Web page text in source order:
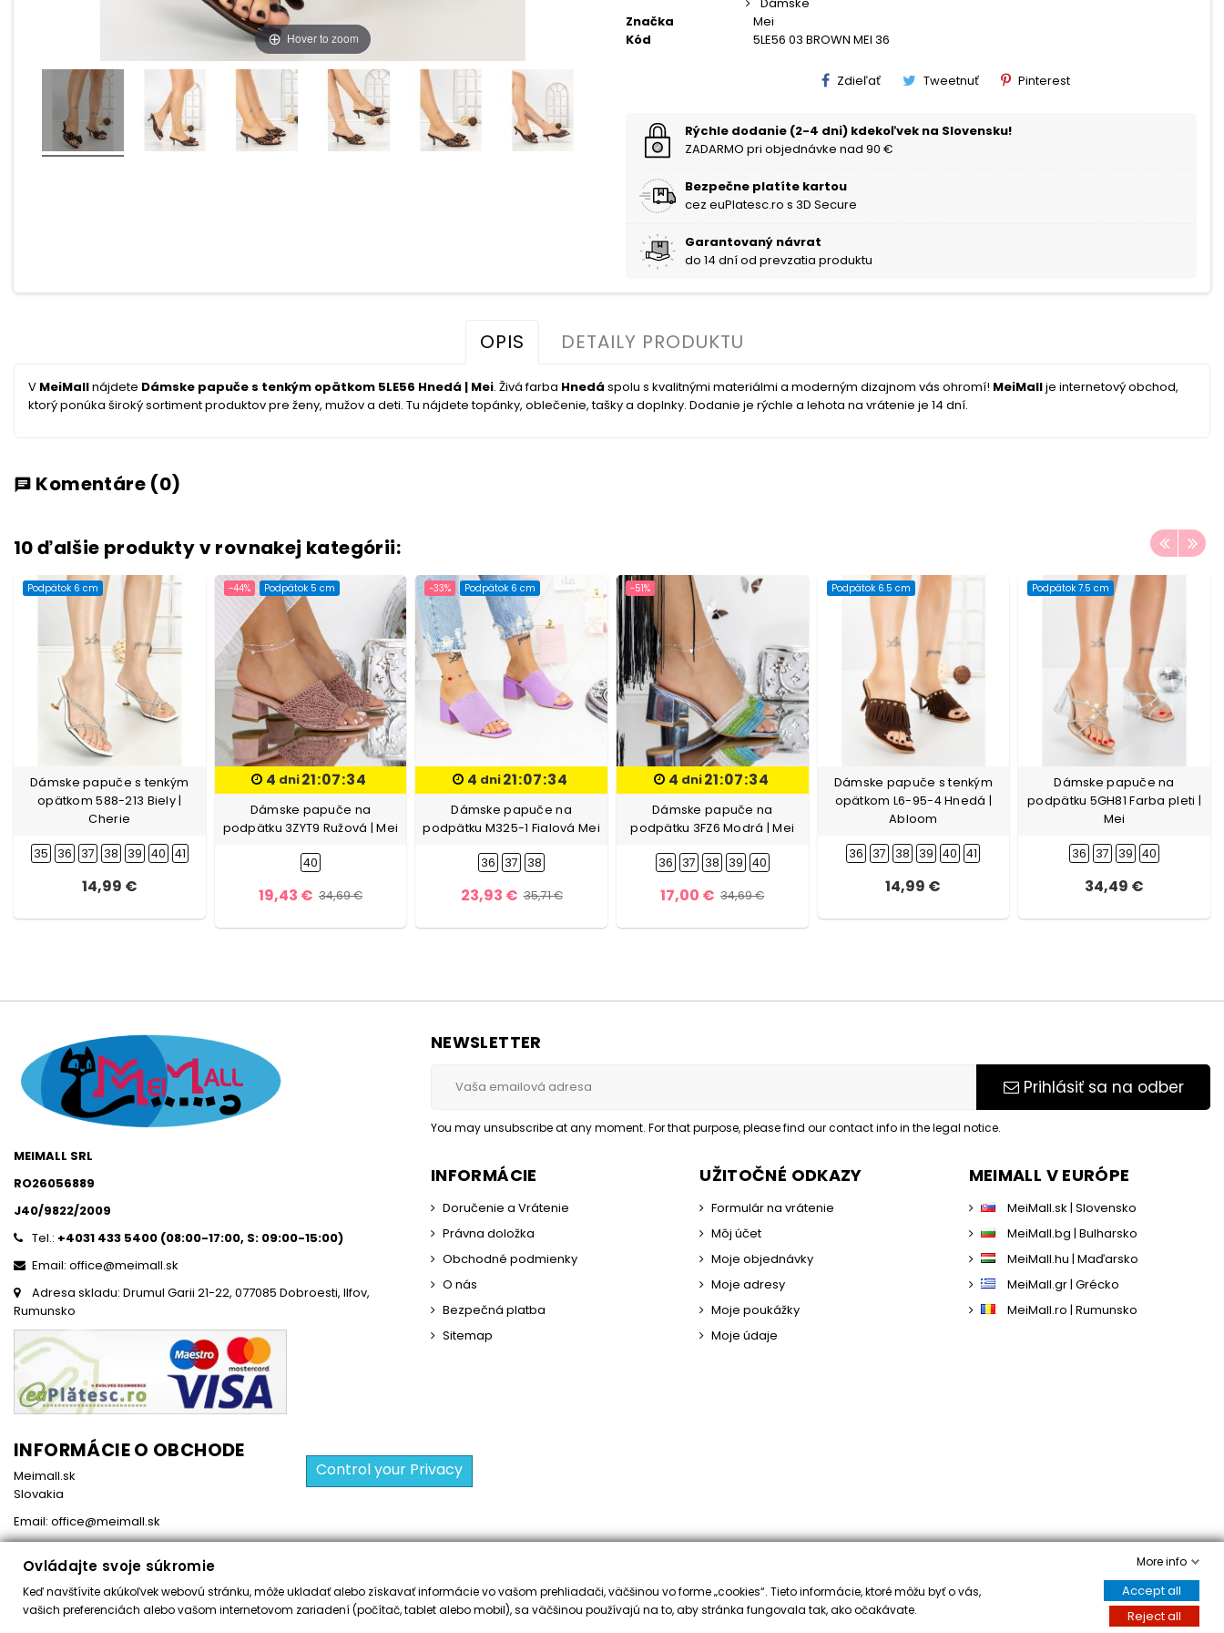
Hover to zoom
Značka
Mei
Kód
5LE56 03 BROWN MEI 36
Zdieľať Tweetnuť Pinterest
Rýchle dodanie (2-4 dni) kdekoľvek na Slovensku!
ZADARMO pri objednávke nad 90 €
Bezpečne platíte kartou
cez euPlatesc.ro s 3D Secure
Garantovaný návrat
do 14 dní od prevzatia produktu
OPIS DETAILY PRODUKTU
V MeiMallnájdete Dámske papuče s tenkým opätkom 5LE56 Hnedá | Mei. Živá farba Hnedá spolu s kvalitnými materiálmi a moderným dizajnom vás ohromí! MeiMallje internetový obchod,
ktorý ponúka široký sortiment produktov pre ženy, mužov a deti. Tu nájdete topánky, oblečenie, tašky a doplnky. Dodanie je rýchle a lehota na vrátenie je 14 dní.
chat Komentáre (0)
10 ďalšie produkty v rovnakej kategórii:
Podpätok 6 cm
Dámske papuče s tenkým
opätkom 588-213 Biely |
Cherie
35 36 37 38 39 40 41
14,99 €
-44% Podpätok 5 cm
4 dni21:07:33
Dámske papuče na
podpätku 3ZYT9 Ružová | Mei
40
19,43 € 34,69 €
-33% Podpätok 6 cm
4 dni21:07:33
Dámske papuče na
podpätku M325-1 Fialová Mei
36 37 38
23,93 € 35,71 €
-51%
4 dni21:07:33
Dámske papuče na
podpätku 3FZ6 Modrá | Mei
36 37 38 39 40
17,00 € 34,69 €
Podpätok 6.5 cm
Dámske papuče s tenkým
opätkom L6-95-4 Hnedá |
Abloom
36 37 38 39 40 41
14,99 €
Podpätok 7.5 cm
Dámske papuče na
podpätku 5GH81 Farba pleti |
Mei
36 37 39 40
34,49 €
MEIMALL SRL
RO26056889
J40/9822/2009
Tel.: +4031 433 5400 (08:00-17:00, S: 09:00-15:00)
Email: office@meimall.sk
Adresa skladu: Drumul Garii 21-22, 077085 Dobroesti, Ilfov,
Rumunsko
NEWSLETTER
Prihlásiť sa na odber
You may unsubscribe at any moment. For that purpose, please find our contact info in the legal notice.
INFORMÁCIE
Doručenie a Vrátenie
Právna doložka
Obchodné podmienky
O nás
Bezpečná platba
Sitemap
UŽITOČNÉ ODKAZY
Formulár na vrátenie
Môj účet
Moje objednávky
Moje adresy
Moje poukážky
Moje údaje
MEIMALL V EURÓPE
MeiMall.sk | Slovensko
MeiMall.bg | Bulharsko
MeiMall.hu | Maďarsko
MeiMall.gr | Grécko
MeiMall.ro | Rumunsko
INFORMÁCIE O OBCHODE
Meimall.sk
Slovakia
Email: office@meimall.sk
Control your Privacy
Všetky práva vyhradené © 2026MeiMall.sk
Ovládajte svoje súkromie
Keď navštívite akúkoľvek webovú stránku, môže ukladať alebo získavať informácie vo vašom prehliadači, väčšinou vo forme „cookies“. Tieto informácie, ktoré môžu byť o vás,
vašich preferenciách alebo vašom internetovom zariadení (počítač, tablet alebo mobil), sa väčšinou používajú na to, aby stránka fungovala tak, ako očakávate.
More info
Accept all
Reject all